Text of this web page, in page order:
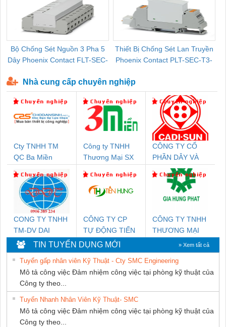
Bộ Chống Sét Nguồn 3 Pha 5
Dây Phoenix Contact FLT-SEC-
Thiết Bị Chống Sét Lan Truyền
Phoenix Contact PLT-SEC-T3-
Nhà cung cấp chuyên nghiệp
Cty TNHH TM
QC Ba Miền
Công ty TNHH
Thương Mại SX
CÔNG TY CỔ
PHẦN DÂY VÀ
CÁP ĐIỆN
THƯỢNG ĐÌNH
CONG TY TNHH
TM-DV DAI
DONG THANH
CÔNG TY CP
TỰ ĐỘNG TIẾN
HƯNG
CÔNG TY TNHH
THƯƠNG MẠI
DỊCH VỤ KỸ
THUẬT ĐIỆN CƠ
GIA HƯNG
PHÁT
TIN TUYỂN DỤNG MỚI » Xem tất cả
Tuyển gấp nhân viên Kỹ Thuật - Cty SMC Engineering
Mô tả công việc Đảm nhiệm công việc tại phòng kỹ thuật của
Công ty theo...
Tuyển Nhanh Nhân Viên Kỹ Thuật- SMC
Mô tả công việc Đảm nhiệm công việc tại phòng kỹ thuật của
Công ty theo...